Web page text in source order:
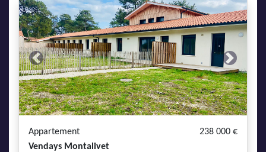
Previous Next
Appartement
238 000 €
Vendays Montalivet